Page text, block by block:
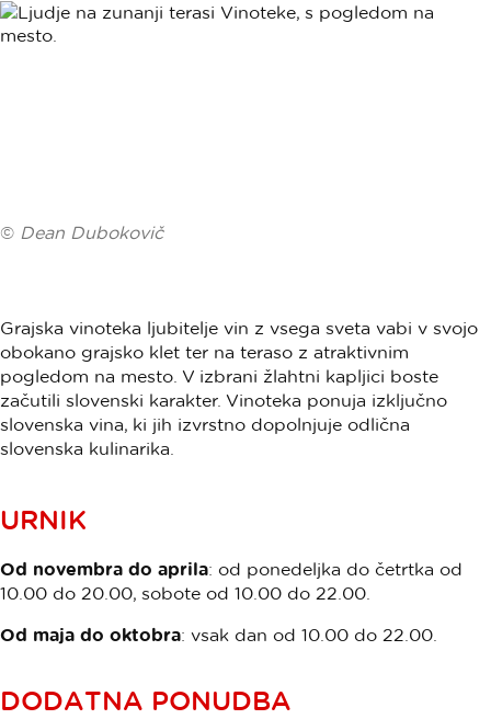
© Dean Dubokovič
Grajska vinoteka ljubitelje vin z vsega sveta vabi v svojo
obokano grajsko klet ter na teraso z atraktivnim
pogledom na mesto. V izbrani žlahtni kapljici boste
začutili slovenski karakter. Vinoteka ponuja izključno
slovenska vina, ki jih izvrstno dopolnjuje odlična
slovenska kulinarika.
URNIK
Od novembra do aprila: od ponedeljka do četrtka od
10.00 do 20.00, sobote od 10.00 do 22.00.
Od maja do oktobra: vsak dan od 10.00 do 22.00.
DODATNA PONUDBA